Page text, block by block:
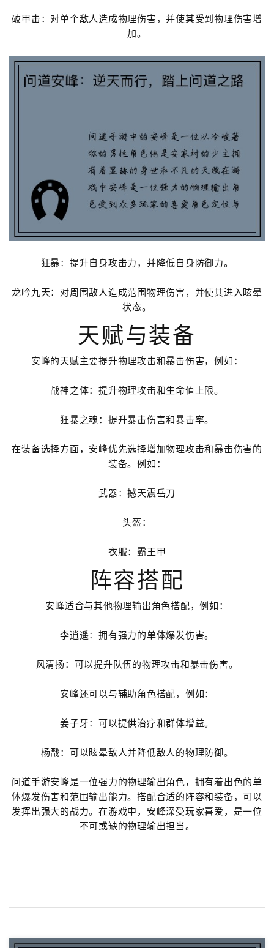
破甲击：对单个敌人造成物理伤害，并使其受到物理伤害增
加。
狂暴：提升自身攻击力，并降低自身防御力。
龙吟九天：对周围敌人造成范围物理伤害，并使其进入眩晕
状态。
天赋与装备
安峰的天赋主要提升物理攻击和暴击伤害，例如：
战神之体：提升物理攻击和生命值上限。
狂暴之魂：提升暴击伤害和暴击率。
在装备选择方面，安峰优先选择增加物理攻击和暴击伤害的
装备。例如：
武器：撼天震岳刀
头盔：
衣服：霸王甲
阵容搭配
安峰适合与其他物理输出角色搭配，例如：
李逍遥：拥有强力的单体爆发伤害。
风清扬：可以提升队伍的物理攻击和暴击伤害。
安峰还可以与辅助角色搭配，例如：
姜子牙：可以提供治疗和群体增益。
杨戬：可以眩晕敌人并降低敌人的物理防御。
问道手游安峰是一位强力的物理输出角色，拥有着出色的单
体爆发伤害和范围输出能力。搭配合适的阵容和装备，可以
发挥出强大的战力。在游戏中，安峰深受玩家喜爱，是一位
不可或缺的物理输出担当。